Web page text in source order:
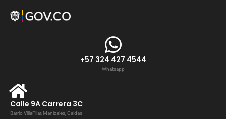
+57 324 427 4544
Whatsapp
Calle 9A Carrera 3C
Barrio VillaPilar, Manizales, Caldas